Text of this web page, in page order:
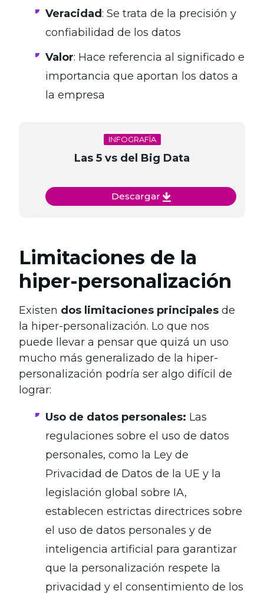
Veracidad: Se trata de la precisión y
confiabilidad de los datos
Valor: Hace referencia al significado e
importancia que aportan los datos a
la empresa
INFOGRAFÍA
Las 5 vs del Big Data
Descargar
Limitaciones de la
hiper-personalización
Existen dos limitaciones principales de
la hiper-personalización. Lo que nos
puede llevar a pensar que quizá un uso
mucho más generalizado de la hiper-
personalización podría ser algo difícil de
lograr:
Uso de datos personales: Las
regulaciones sobre el uso de datos
personales, como la Ley de
Privacidad de Datos de la UE y la
legislación global sobre IA,
establecen estrictas directrices sobre
el uso de datos personales y de
inteligencia artificial para garantizar
que la personalización respete la
privacidad y el consentimiento de los